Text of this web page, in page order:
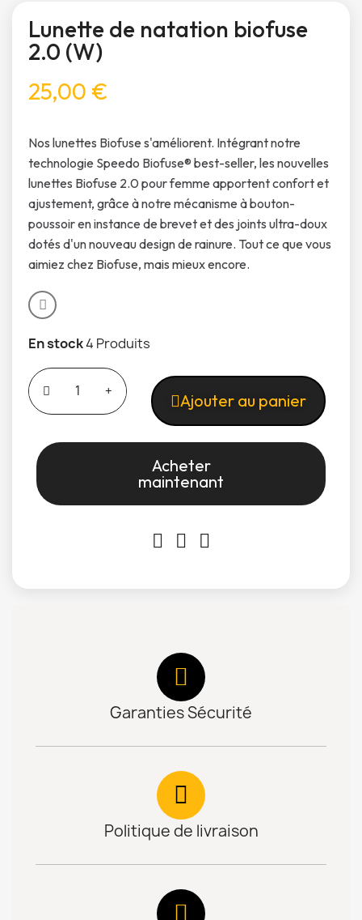
Lunette de natation biofuse
2.0 (W)
25,00 €
Nos lunettes Biofuse s'améliorent. Intégrant notre
technologie Speedo Biofuse® best-seller, les nouvelles
lunettes Biofuse 2.0 pour femme apportent confort et
ajustement, grâce à notre mécanisme à bouton-
poussoir en instance de brevet et des joints ultra-doux
dotés d'un nouveau design de rainure. Tout ce que vous
aimiez chez Biofuse, mais mieux encore.
En stock4 Produits
Ajouter au panier
Acheter
maintenant
Garanties Sécurité
Politique de livraison